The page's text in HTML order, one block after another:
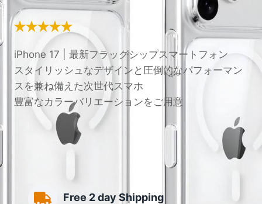
iPhone 17 | 最新フラッグシップスマートフォン
スタイリッシュなデザインと圧倒的なパフォーマン
スを兼ね備えた次世代スマホ
豊富なカラーバリエーションをご用意
Free 2 day Shipping